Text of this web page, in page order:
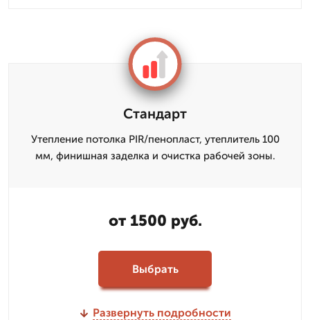
Стандарт
Утепление потолка PIR/пенопласт, утеплитель 100
мм, финишная заделка и очистка рабочей зоны.
от 1500 руб.
Выбрать
Развернуть подробности